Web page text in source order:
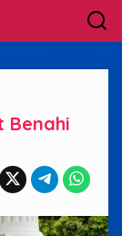
Benahi